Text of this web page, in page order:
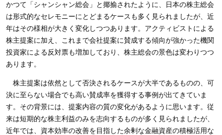
スパークス・グリーンエナジー＆テクノロジー株式会社
スパークス・アセット・トラスト＆マネジメント株式会社
スパークス・インベストメント株式会社
SPARX Asset Management Korea Co., Ltd.
SPARX Asia Investment Advisors Limited
宇宙フロンティアファンド
お問い合わせ
公式Facebook
公式X
スパークス投信チャンネル
かつて「シャンシャン総会」と揶揄されたように、日本の株主総会
は形式的なセレモニーにとどまるケースも多く見られましたが、近
年はその様相が大きく変化しつつあります。アクティビストによる
株主提案に加え、これまで会社提案に賛成する傾向が強かった機関
投資家による反対票も増加しており、株主総会の景色は変わりつつ
あります。
株主提案は依然として否決されるケースが大半であるものの、可
決に至らない場合でも高い賛成率を獲得する事例が出てきていま
す。その背景には、提案内容の質の変化があるように思います。従
来は短期的な株主利益のみを志向するものが多く見られましたが、
近年では、資本効率の改善を目指した余剰な金融資産の積極活用な